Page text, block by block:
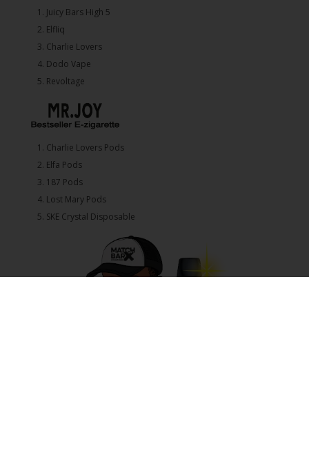
1.⁠ ⁠Juicy Bars High 5
2.⁠ ⁠⁠Elfliq
3.⁠ ⁠⁠Charlie Lovers
4.⁠ ⁠⁠Dodo Vape
5. ⁠Revoltage
1.⁠ ⁠Charlie Lovers Pods
2.⁠ ⁠⁠Elfa Pods
3.⁠ ⁠⁠187 Pods
4.⁠ ⁠⁠Lost Mary Pods
5.⁠ ⁠⁠SKE Crystal Disposable